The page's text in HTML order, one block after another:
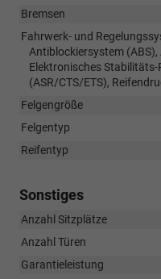
Bremsen
Fahrwerk- und
Antiblockiersystem
Elektronisches
(ASR/CTS/ETS),
Felgengröße
Felgentyp
Reifentyp
Sonstiges
Anzahl Sitzplätze
Anzahl Türen
Garantieleistung